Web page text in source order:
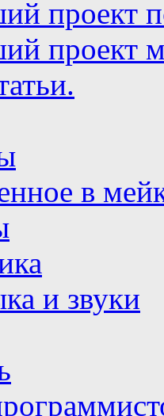
проект
проект
в
и звуки